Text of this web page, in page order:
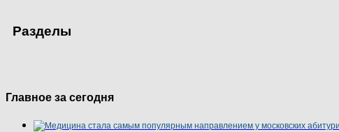
Разделы
Главное за сегодня